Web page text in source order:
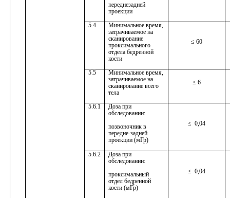
переднезадней
проекции
5.4
Минимальное время,
затрачиваемое на
сканирование
проксимального
отдела бедренной
кости
≤ 60
5.5
Минимальное время,
затрачиваемое на
сканирование всего
тела
≤ 6
5.6.1
Доза при
обследовании:
позвоночник в
передне-задней
проекции (мГр)
≤ 0,04
5.6.2
Доза при
обследовании:
проксимальный
отдел бедренной
кости (мГр)
≤ 0,04